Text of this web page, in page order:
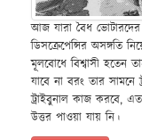
আজ যারা বৈধ ভোটারদের
ডিসক্রেপেন্সির অসঙ্গতি
মূলবোধে বিশ্বাসী হতেন
যাবে না বরং তার সামনে
ট্রাইবুনাল কাজ করবে,
উত্তর পাওয়া যায় নি।